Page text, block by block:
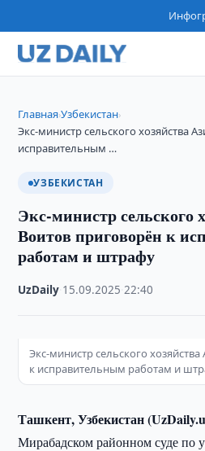
Главная›Узбекистан›
Экс-министр сельского хозяйства
исправительным …
УЗБЕКИСТАН
Экс-министр сельского
Воитов приговорён к
работам и штрафу
UzDaily 15.09.2025 ·22:40
Экс-министр сельского
к исправительным работам и
Ташкент, Узбекистан
Мирабадском районном суде по